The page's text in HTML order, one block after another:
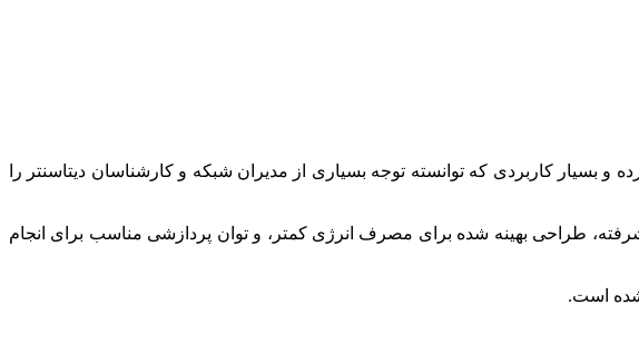
بسیار کاربردی که توانسته توجه بسیاری از مدیران شبکه و کارشناسان دیتاسنتر را
طراحی بهینه شده برای مصرف انرژی کمتر، و توان پردازشی مناسب برای انجام
شده است.